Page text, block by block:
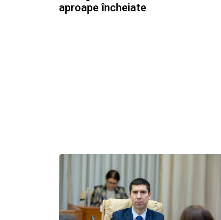
aproape încheiate